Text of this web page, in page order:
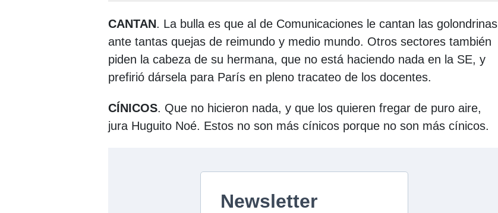
CANTAN. La bulla es que al de Comunicaciones le cantan las golondrinas
ante tantas quejas de reimundo y medio mundo. Otros sectores también
piden la cabeza de su hermana, que no está haciendo nada en la SE, y
prefirió dársela para París en pleno tracateo de los docentes.
CÍNICOS. Que no hicieron nada, y que los quieren fregar de puro aire,
jura Huguito Noé. Estos no son más cínicos porque no son más cínicos.